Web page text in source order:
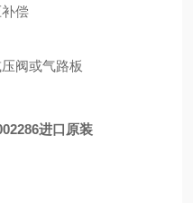
偿
阀或气路板
进口原装